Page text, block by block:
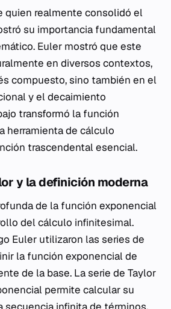
quien realmente consolidó el
su importancia fundamental
Euler mostró que este
en diversos contextos,
compuesto, sino también en el
y el decaimiento
transformó la función
herramienta de cálculo
trascendental esencial.
y la definición moderna
de la función exponencial
del cálculo infinitesimal.
Euler utilizaron las series de
la función exponencial de
de la base. La serie de Taylor
permite calcular su